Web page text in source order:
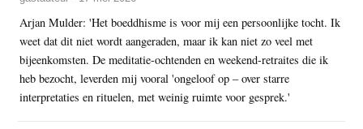
Arjan Mulder: 'Het boeddhisme is voor mij een persoonlijke tocht. Ik
weet dat dit niet wordt aangeraden, maar ik kan niet zo veel met
bijeenkomsten. De meditatie-ochtenden en weekend-retraites die ik
heb bezocht, leverden mij vooral 'ongeloof op – over starre
interpretaties en rituelen, met weinig ruimte voor gesprek.'